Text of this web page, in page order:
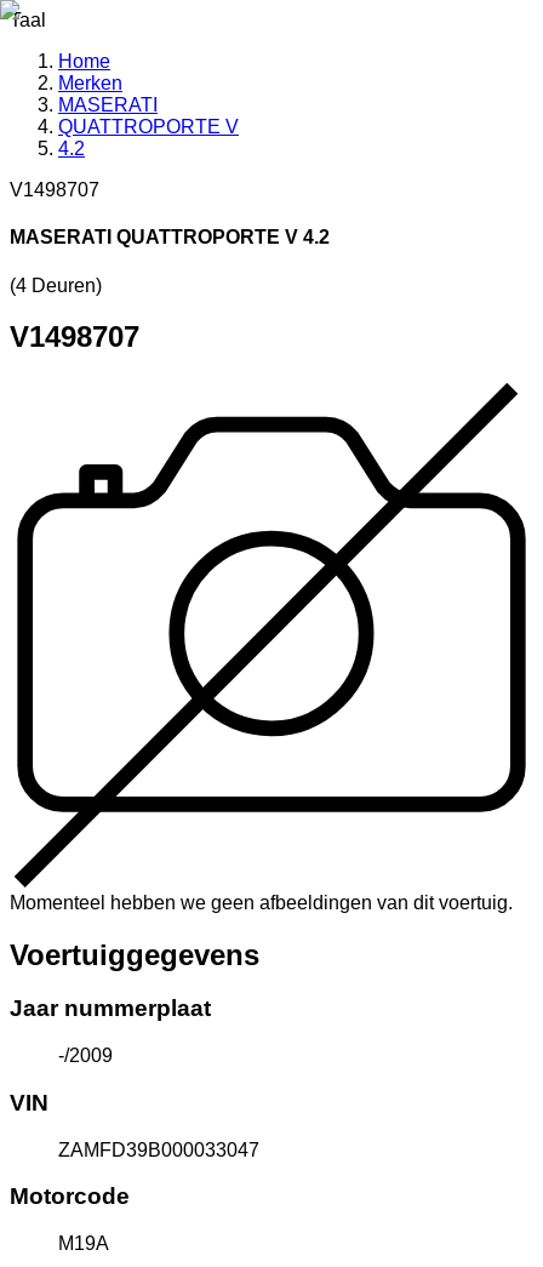
Taal
Home
Merken
MASERATI
QUATTROPORTE V
4.2
V1498707
MASERATI QUATTROPORTE V 4.2
(4 Deuren)
V1498707
Momenteel hebben we geen afbeeldingen van dit voertuig.
Voertuiggegevens
Jaar nummerplaat
-/2009
VIN
ZAMFD39B000033047
Motorcode
M19A